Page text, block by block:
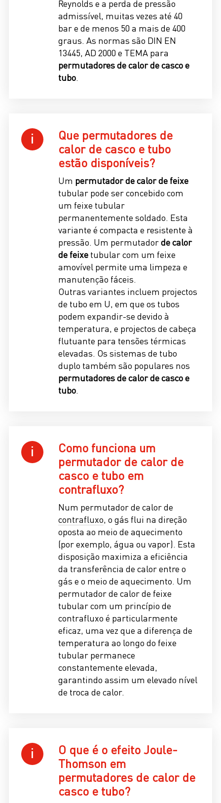
Reynolds e a perda de pressão
admissível, muitas vezes até 40
bar e de menos 50 a mais de 400
graus. As normas são DIN EN
13445, AD 2000 e TEMA para
permutadores de calor de casco e
tubo.
Que permutadores de
calor de casco e tubo
estão disponíveis?
Um permutador de calor de feixe
tubular pode ser concebido com
um feixe tubular
permanentemente soldado. Esta
variante é compacta e resistente à
pressão. Um permutadorde calor
de feixe tubular com um feixe
amovível permite uma limpeza e
manutenção fáceis.
Outras variantes incluem projectos
de tubo em U, em que os tubos
podem expandir-se devido à
temperatura, e projectos de cabeça
flutuante para tensões térmicas
elevadas. Os sistemas de tubo
duplo também são populares nos
permutadores de calor de casco e
tubo.
Como funciona um
permutador de calor de
casco e tubo em
contrafluxo?
Num permutador de calor de
contrafluxo, o gás flui na direção
oposta ao meio de aquecimento
(por exemplo, água ou vapor). Esta
disposição maximiza a eficiência
da transferência de calor entre o
gás e o meio de aquecimento. Um
permutador de calor de feixe
tubular com um princípio de
contrafluxo é particularmente
eficaz, uma vez que a diferença de
temperatura ao longo do feixe
tubular permanece
constantemente elevada,
garantindo assim um elevado nível
de troca de calor.
O que é o efeito Joule-
Thomson em
permutadores de calor de
casco e tubo?